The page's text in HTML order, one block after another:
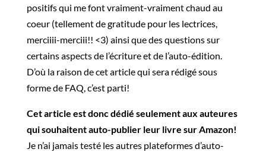
positifs qui me font vraiment-vraiment chaud au
coeur (tellement de gratitude pour les lectrices,
merciiii-merciii!! <3) ainsi que des questions sur
certains aspects de l’écriture et de l’auto-édition.
D’où la raison de cet article qui sera rédigé sous
forme de FAQ, c’est parti!
Cet article est donc dédié seulement aux auteures
qui souhaitent auto-publier leur livre sur Amazon!
Je n’ai jamais testé les autres plateformes d’auto-